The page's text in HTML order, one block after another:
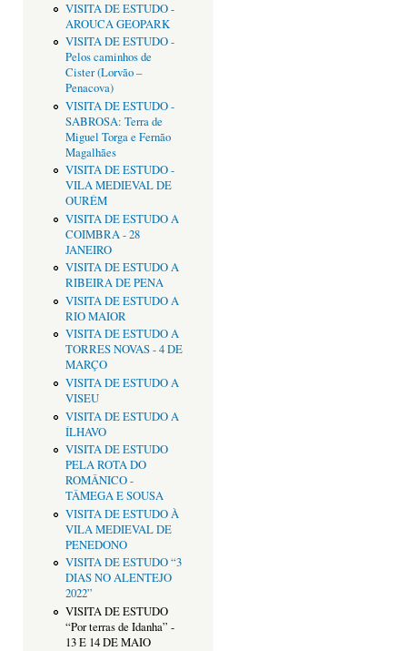
VISITA DE ESTUDO -
AROUCA GEOPARK
VISITA DE ESTUDO -
Pelos caminhos de
Cister (Lorvão –
Penacova)
VISITA DE ESTUDO -
SABROSA: Terra de
Miguel Torga e Fernão
Magalhães
VISITA DE ESTUDO -
VILA MEDIEVAL DE
OURÉM
VISITA DE ESTUDO A
COIMBRA - 28
JANEIRO
VISITA DE ESTUDO A
RIBEIRA DE PENA
VISITA DE ESTUDO A
RIO MAIOR
VISITA DE ESTUDO A
TORRES NOVAS - 4 DE
MARÇO
VISITA DE ESTUDO A
VISEU
VISITA DE ESTUDO A
ÍLHAVO
VISITA DE ESTUDO
PELA ROTA DO
ROMÂNICO -
TÂMEGA E SOUSA
VISITA DE ESTUDO À
VILA MEDIEVAL DE
PENEDONO
VISITA DE ESTUDO “3
DIAS NO ALENTEJO
2022”
VISITA DE ESTUDO
“Por terras de Idanha” -
13 E 14 DE MAIO